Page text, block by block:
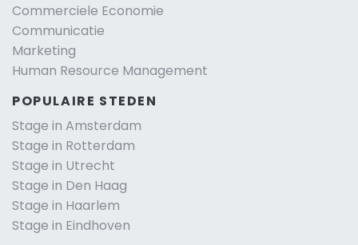
Commerciele Economie
Communicatie
Marketing
Human Resource Management
POPULAIRE STEDEN
Stage in Amsterdam
Stage in Rotterdam
Stage in Utrecht
Stage in Den Haag
Stage in Haarlem
Stage in Eindhoven